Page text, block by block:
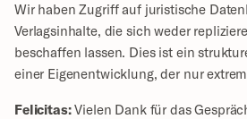
Wir haben Zugriff auf juristische
Verlagsinhalte, die sich weder
beschaffen lassen. Dies ist ein
einer Eigenentwicklung, der nur
Felicitas: Vielen Dank für das